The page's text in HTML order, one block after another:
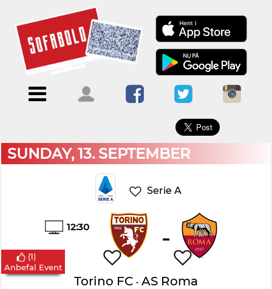
Menu
ForsideKalendere
Blogs
Om
Sofabold
Kontakt
bruger
Log
ind
×
SUNDAY, 13. SEPTEMBER
Serie A
12:30 -
Torino FC- AS Roma
(1)
Anbefal Event